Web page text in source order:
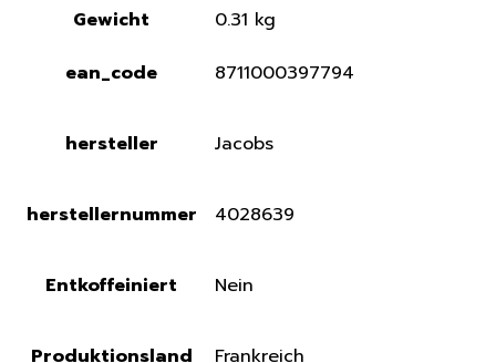
Gewicht
0.31 kg
ean_code
8711000397794
hersteller Jacobs
herstellernummer 4028639
Entkoffeiniert Nein
Produktionsland Frankreich